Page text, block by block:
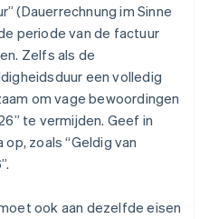
(Dauerrechnung im Sinne
periode van de factuur
Zelfs als de
een volledig
om vage bewoordingen
te vermijden. Geef in
zoals “Geldig van
ook aan dezelfde eisen